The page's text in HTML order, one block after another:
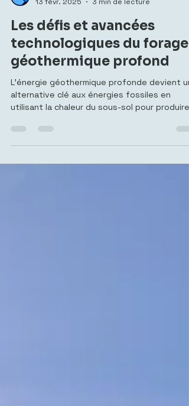
Enedril info@enedril.fr
13 févr. 2025
3 min de lecture
Les défis et avancées
technologiques du forage
géothermique profond
L’énergie géothermique profonde devient
de...